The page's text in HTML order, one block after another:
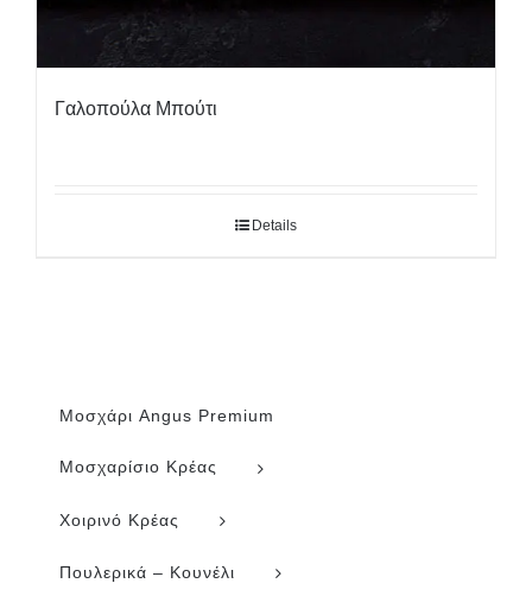
Γαλοπούλα Μπούτι
Details
Μοσχάρι Angus Premium
Μοσχαρίσιο Κρέας
Χοιρινό Κρέας
Πουλερικά – Κουνέλι